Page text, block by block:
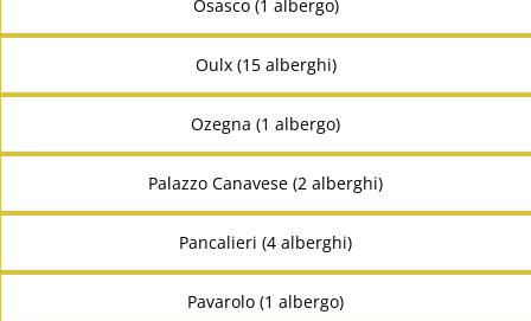
Osasco (1 albergo)
Oulx (15 alberghi)
Ozegna (1 albergo)
Palazzo Canavese (2 alberghi)
Pancalieri (4 alberghi)
Pavarolo (1 albergo)